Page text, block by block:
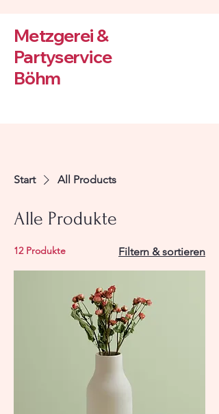
Metzgerei &
Partyservice
Böhm
Start All Products
Alle Produkte
12 Produkte Filtern & sortieren